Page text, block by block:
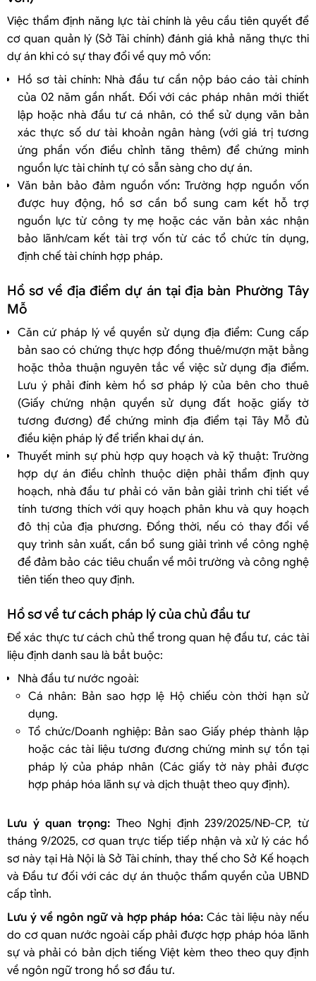
Việc thẩm định năng lực tài chính là yêu cầu tiên quyết để
cơ quan quản lý (Sở Tài chính) đánh giá khả năng thực thi
dự án khi có sự thay đổi về quy mô vốn:
Hồ sơ tài chính: Nhà đầu tư cần nộp báo cáo tài chính
của 02 năm gần nhất. Đối với các pháp nhân mới thiết
lập hoặc nhà đầu tư cá nhân, có thể sử dụng văn bản
xác thực số dư tài khoản ngân hàng (với giá trị tương
ứng phần vốn điều chỉnh tăng thêm) để chứng minh
nguồn lực tài chính tự có sẵn sàng cho dự án.
Văn bản bảo đảm nguồn vốn: Trường hợp nguồn vốn
được huy động, hồ sơ cần bổ sung cam kết hỗ trợ
nguồn lực từ công ty mẹ hoặc các văn bản xác nhận
bảo lãnh/cam kết tài trợ vốn từ các tổ chức tín dụng,
định chế tài chính hợp pháp.
Hồ sơ về địa điểm dự án tại địa bàn Phường Tây
Mỗ
Căn cứ pháp lý về quyền sử dụng địa điểm: Cung cấp
bản sao có chứng thực hợp đồng thuê/mượn mặt bằng
hoặc thỏa thuận nguyên tắc về việc sử dụng địa điểm.
Lưu ý phải đính kèm hồ sơ pháp lý của bên cho thuê
(Giấy chứng nhận quyền sử dụng đất hoặc giấy tờ
tương đương) để chứng minh địa điểm tại Tây Mỗ đủ
điều kiện pháp lý để triển khai dự án.
Thuyết minh sự phù hợp quy hoạch và kỹ thuật: Trường
hợp dự án điều chỉnh thuộc diện phải thẩm định quy
hoạch, nhà đầu tư phải có văn bản giải trình chi tiết về
tính tương thích với quy hoạch phân khu và quy hoạch
đô thị của địa phương. Đồng thời, nếu có thay đổi về
quy trình sản xuất, cần bổ sung giải trình về công nghệ
để đảm bảo các tiêu chuẩn về môi trường và công nghệ
tiên tiến theo quy định.
Hồ sơ về tư cách pháp lý của chủ đầu tư
Để xác thực tư cách chủ thể trong quan hệ đầu tư, các tài
liệu định danh sau là bắt buộc:
Nhà đầu tư nước ngoài:
Cá nhân: Bản sao hợp lệ Hộ chiếu còn thời hạn sử
dụng.
Tổ chức/Doanh nghiệp: Bản sao Giấy phép thành lập
hoặc các tài liệu tương đương chứng minh sự tồn tại
pháp lý của pháp nhân (Các giấy tờ này phải được
hợp pháp hóa lãnh sự và dịch thuật theo quy định).
Lưu ý quan trọng:Theo Nghị định 239/2025/NĐ-CP, từ
tháng 9/2025, cơ quan trực tiếp tiếp nhận và xử lý các hồ
sơ này tại Hà Nội là Sở Tài chính, thay thế cho Sở Kế hoạch
và Đầu tư đối với các dự án thuộc thẩm quyền của UBND
cấp tỉnh.
Lưu ý về ngôn ngữ và hợp pháp hóa: Các tài liệu này nếu
do cơ quan nước ngoài cấp phải được hợp pháp hóa lãnh
sự và phải có bản dịch tiếng Việt kèm theo theo quy định
về ngôn ngữ trong hồ sơ đầu tư.